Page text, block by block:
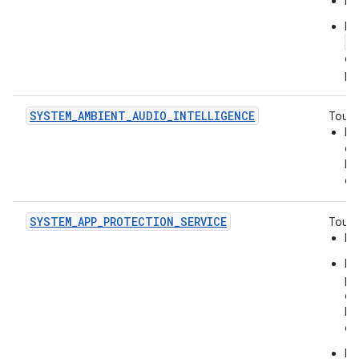
SYSTEM_AMBIENT_AUDIO_INTELLIGENCE
Tous
SYSTEM_APP_PROTECTION_SERVICE
Tous